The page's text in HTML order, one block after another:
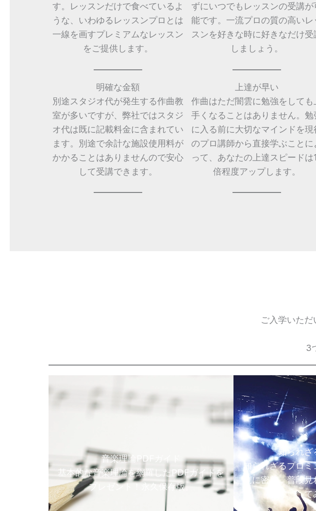
す。レッスンだけで食べているよ
うな、いわゆるレッスンプロとは
一線を画すプレミアムなレッスン
をご提供します。
ずにいつでもレッスンの受講が
能です。一流プロの質の高いレ
スンを好きな時に好きなだけ受
しましょう。
明確な金額
別途スタジオ代が発生する作曲教
室が多いですが、弊社ではスタジ
オ代は既に記載料金に含まれてい
ます。別途で余計な施設使用料が
かかることはありませんので安心
して受講できます。
上達が早い
作曲はただ闇雲に勉強をしても
手くなることはありません。勉
に入る前に大切なマインドを現
のプロ講師から直接学ぶことに
って、あなたの上達スピードは
倍程度アップします。
ご入学いただ
3
音楽理論PDFガイド
基本的な音楽理論を網羅したPDFガイドを
プレゼント！永久保存版。
知られざ
知られざるプロ
側に密着。普段
て